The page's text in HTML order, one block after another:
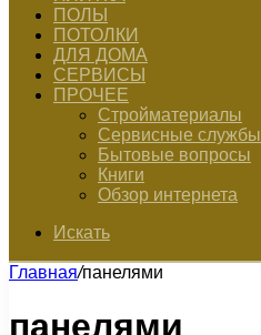
ПОЛЫ
ПОТОЛКИ
ДЛЯ ДОМА
СЕРВИСЫ
ПРОЧЕЕ
Стройматериалы
Сервисные службы
Бытовые вопросы
Книги
Обзор интернета
Искать
Главная/панелями
панелями